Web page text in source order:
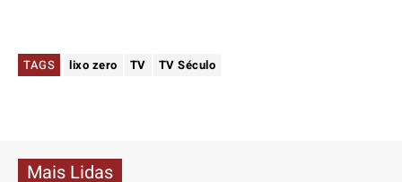
TAGS lixo zero TV TV Século
Mais Lidas